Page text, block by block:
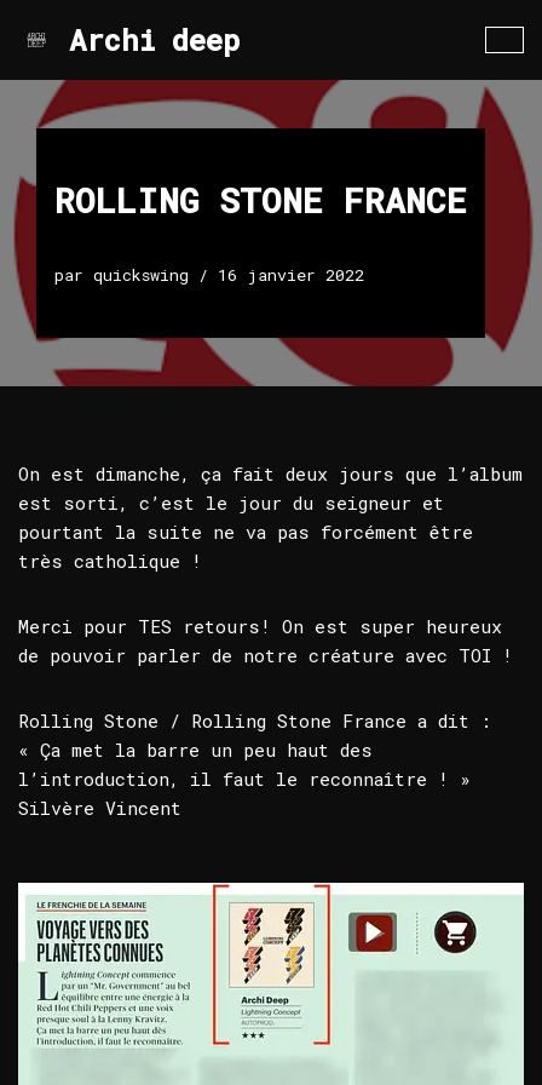
contenu
Archi deep
ROLLING STONE FRANCE
par quickswing 16 janvier 2022
On est dimanche, ça fait deux jours que l’album
est sorti, c’est le jour du seigneur et
pourtant la suite ne va pas forcément être
très catholique !
Merci pour TES retours! On est super heureux
de pouvoir parler de notre créature avec TOI !
Rolling Stone / Rolling Stone France a dit :
« Ça met la barre un peu haut des
l’introduction, il faut le reconnaître ! »
Silvère Vincent